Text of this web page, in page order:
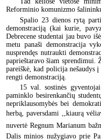
Reforminio komunizmo
Spalio 23 dienos rytą
demonstraciją (kai kurie,
Debrecene studentai jau buvo
metu panaši demonstracija
nusprendęs nutraukti
paprieštaravo šiam sprendimui.
pareiškė, kad policija nešaudys
rengti demonstraciją.
15 val. sostinės
paminklo besirenkančių
nepriklausomybės bei
herbą, paversdami ,,kiaurą
nuvertė Regnum Marianum
Dalis minios nužygiavo prie